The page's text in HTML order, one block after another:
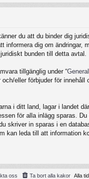
du att du binder dig
informera dig om ändringar,
bunden till detta avtal.
tillgänglig under “
eller förbjuder för innehåll
i ditt land, lagar i landet
för alla inlägg sparas. Du
skriver in sparas i en
kan leda till att information
Alla
Ta bort alla kakor
oss